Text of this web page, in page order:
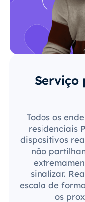
Serviço
Todos os
residenciais
dispositivos
não
sinalizar.
escala de
os